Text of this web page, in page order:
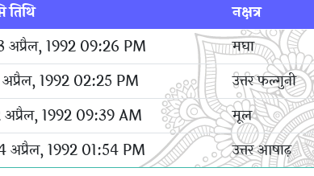
तिथि
नक्षत्र
अप्रैल, 1992 09:26 PM
मघा
अप्रैल, 1992 02:25 PM
उत्तर फल्गुनी
अप्रैल, 1992 09:39 AM
मूल
अप्रैल, 1992 01:54 PM उत्तर आषाढ़